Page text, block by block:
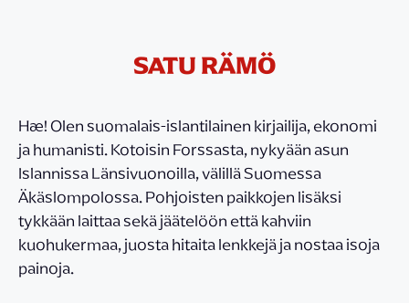
SATU RÄMÖ
Hæ! Olen suomalais-islantilainen kirjailija, ekonomi
ja humanisti. Kotoisin Forssasta, nykyään asun
Islannissa Länsivuonoilla, välillä Suomessa
Äkäslompolossa. Pohjoisten paikkojen lisäksi
tykkään laittaa sekä jäätelöön että kahviin
kuohukermaa, juosta hitaita lenkkejä ja nostaa isoja
painoja.